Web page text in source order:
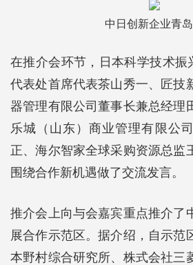
中日创新企业青
在推介会环节，日本科学技术振
代表处首席代表茶山秀一、匠技
器管理有限公司董事长兼总经理
乐城（山东）商业管理有限公
正、海尔智家全球采购资源总监
围绕合作新机遇做了交流发言。
推介会上向与会嘉宾重点推介了
展合作示范区。据介绍，自示范
本野村综合研究所、株式会社三